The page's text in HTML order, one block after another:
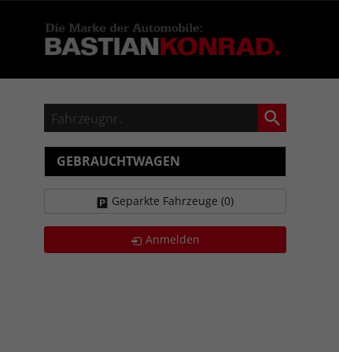
Fahrzeugnr.
GEBRAUCHTWAGEN
Geparkte Fahrzeuge (0)
Anmelden